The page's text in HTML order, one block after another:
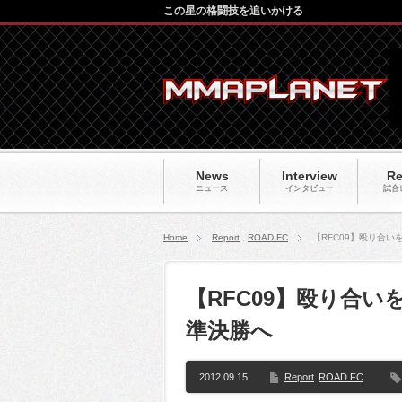
News
ニュース
Interview
インタビュー 試合
この星の格闘技を追いかける
Home Report ROAD FC 【RFC09】殴り合い
【RFC09】殴り合
準決勝へ
2012.09.15 Report ROAD FC